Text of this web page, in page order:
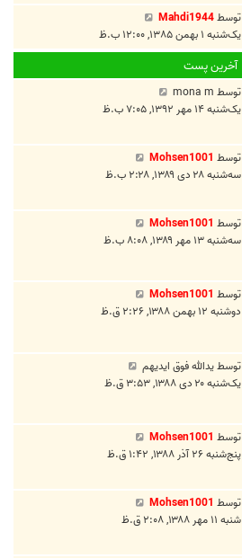
توسطMahdi1944
یک‌شنبه ۱ بهمن ۱۳۸۵, ۱۲:۰۰ ب.ظ
آخرین پست
توسط mona m
یک‌شنبه ۱۴ مهر ۱۳۹۲, ۷:۰۵ ب.ظ
توسط Mohsen1001
سه‌شنبه ۲۸ دی ۱۳۸۹, ۲:۲۸ ب.ظ
توسط Mohsen1001
سه‌شنبه ۱۳ مهر ۱۳۸۹, ۸:۰۸ ب.ظ
توسط Mohsen1001
دوشنبه ۱۲ بهمن ۱۳۸۸, ۲:۲۶ ق.ظ
توسطیدالله فوق ایدیهم
یک‌شنبه ۲۰ دی ۱۳۸۸, ۳:۵۳ ق.ظ
توسط Mohsen1001
پنج‌شنبه ۲۶ آذر ۱۳۸۸, ۱:۴۲ ق.ظ
توسط Mohsen1001
شنبه ۱۱ مهر ۱۳۸۸, ۲:۰۸ ق.ظ